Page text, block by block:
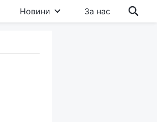
Новини За нас